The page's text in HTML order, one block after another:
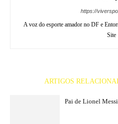
https://
A voz do esporte amador no DF e
Site
ARTIGOS
Pai de Lionel